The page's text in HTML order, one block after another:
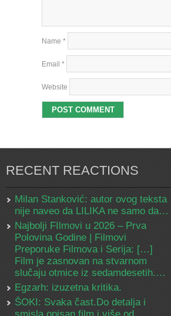
Name *
Email *
Website
RECENT REACTIONS
Milan Stanković: autor ovog teksta
nije naveo da LILIKA ne samo da…
Najbolji FIlmovi u 2026 – Prva
Polovina Godine | Filmovi
Preporuke Filmova i Serija: […]
Film je zasnovan na stvarnom
slučaju otmice iz sedamdesetih.…
Egzarh: izuzetna kritika.
ŠOKI: Svaka čast.Do detalja i